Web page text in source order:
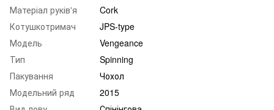
Матеріал руків'я
Cork
Котушкотримач
JPS-type
Модель
Vengeance
Тип
Spinning
Пакування
Чохол
Модельний ряд
2015